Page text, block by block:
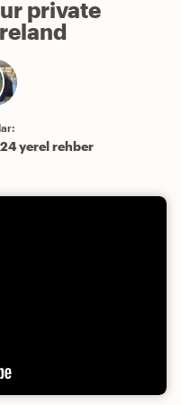
private
yerel rehber